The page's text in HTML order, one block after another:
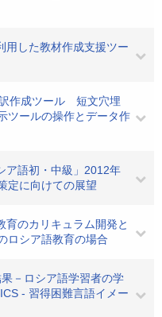
用した教材作成支援ツー
作成ツール 短文穴埋
ールの操作とデータ作
ア語初・中級」2012年
定に向けての展望
育のカリキュラム開発と
ロシア語教育の場合
－ロシア語学習者の学
- 習得困難言語イメー